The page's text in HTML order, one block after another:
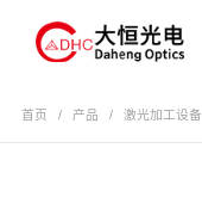
首页 / 产品 / 激光加工设备